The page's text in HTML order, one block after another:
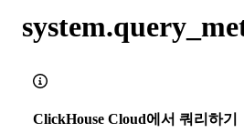
ClickHouse Cloud에서 쿼리하기